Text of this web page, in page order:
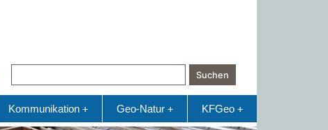
Suchen
+
Kommunikation +
Geo-Natur +
KFGeo